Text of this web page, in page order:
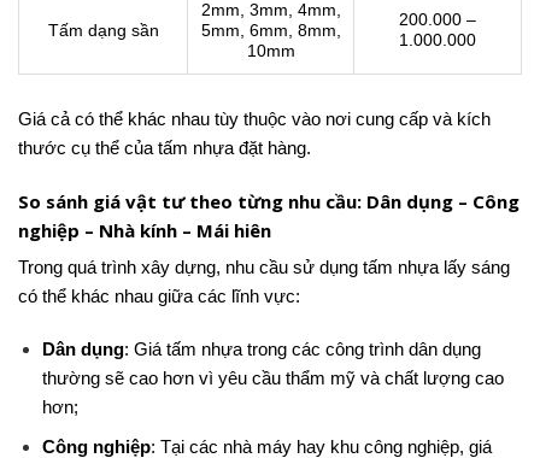
Tấm dạng sần
2mm, 3mm, 4mm,
5mm, 6mm, 8mm,
10mm
200.000 –
1.000.000
Giá cả có thể khác nhau tùy thuộc vào nơi cung cấp và kích
thước cụ thể của tấm nhựa đặt hàng.
So sánh giá vật tư theo từng nhu cầu: Dân dụng – Công
nghiệp – Nhà kính – Mái hiên
Trong quá trình xây dựng, nhu cầu sử dụng tấm nhựa lấy sáng
có thể khác nhau giữa các lĩnh vực:
Dân dụng: Giá tấm nhựa trong các công trình dân dụng
thường sẽ cao hơn vì yêu cầu thẩm mỹ và chất lượng cao
hơn;
Công nghiệp: Tại các nhà máy hay khu công nghiệp, giá